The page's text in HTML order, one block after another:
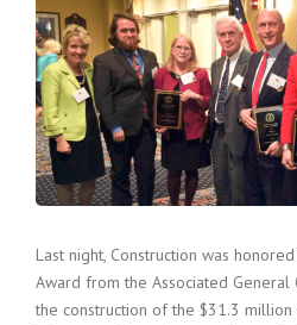
Last night, Construction was
Award from the Associated
the construction of the $31.3 million